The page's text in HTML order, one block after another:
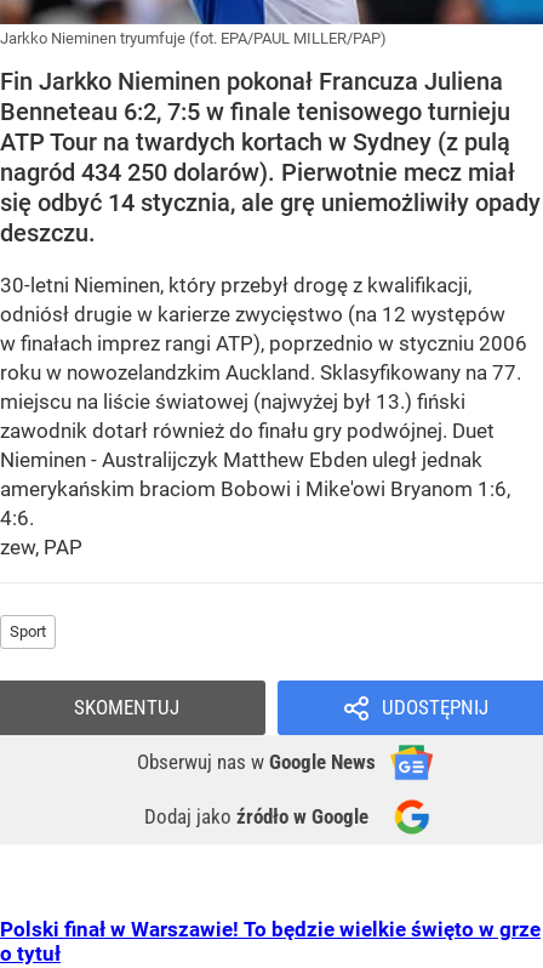
Jarkko Nieminen tryumfuje (fot. EPA/PAUL MILLER/PAP)
Fin Jarkko Nieminen pokonał Francuza Juliena
Benneteau 6:2, 7:5 w finale tenisowego turnieju
ATP Tour na twardych kortach w Sydney (z pulą
nagród 434 250 dolarów). Pierwotnie mecz miał
się odbyć 14 stycznia, ale grę uniemożliwiły opady
deszczu.
30-letni Nieminen, który przebył drogę z kwalifikacji,
odniósł drugie w karierze zwycięstwo (na 12 występów
w finałach imprez rangi ATP), poprzednio w styczniu 2006
roku w nowozelandzkim Auckland. Sklasyfikowany na 77.
miejscu na liście światowej (najwyżej był 13.) fiński
zawodnik dotarł również do finału gry podwójnej. Duet
Nieminen - Australijczyk Matthew Ebden uległ jednak
amerykańskim braciom Bobowi i Mike'owi Bryanom 1:6,
4:6.
zew, PAP
Sport
UDOSTĘPNIJ
Obserwuj nas w Google News
Dodaj jako źródło w Google
SKOMENTUJ
Polski finał w Warszawie! To będzie wielkie święto w grze
o tytuł